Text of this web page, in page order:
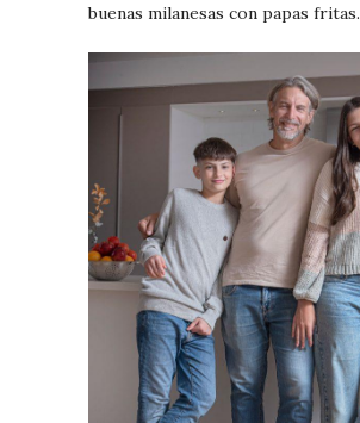
buenas milanesas con papas fritas.